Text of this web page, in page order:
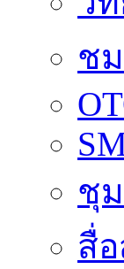
ช
ชุ
สื่